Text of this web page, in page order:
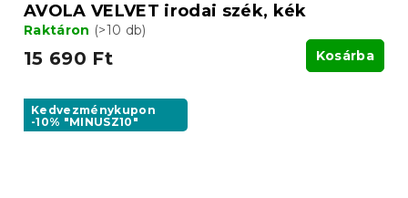
AVOLA VELVET irodai szék, kék
Raktáron (>10 db)
15 690 Ft Kosárba
Kedvezménykupon
-10% "MINUSZ10"